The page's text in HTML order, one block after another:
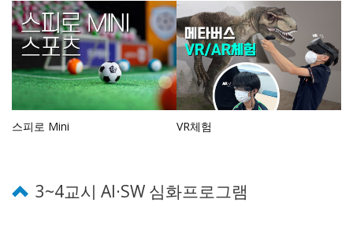
스피로 Mini VR체험
3~4교시 AI·SW 심화프로그램